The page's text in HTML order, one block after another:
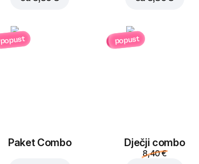
popust
Paket Combo
popust
Dječji combo
8,40 €